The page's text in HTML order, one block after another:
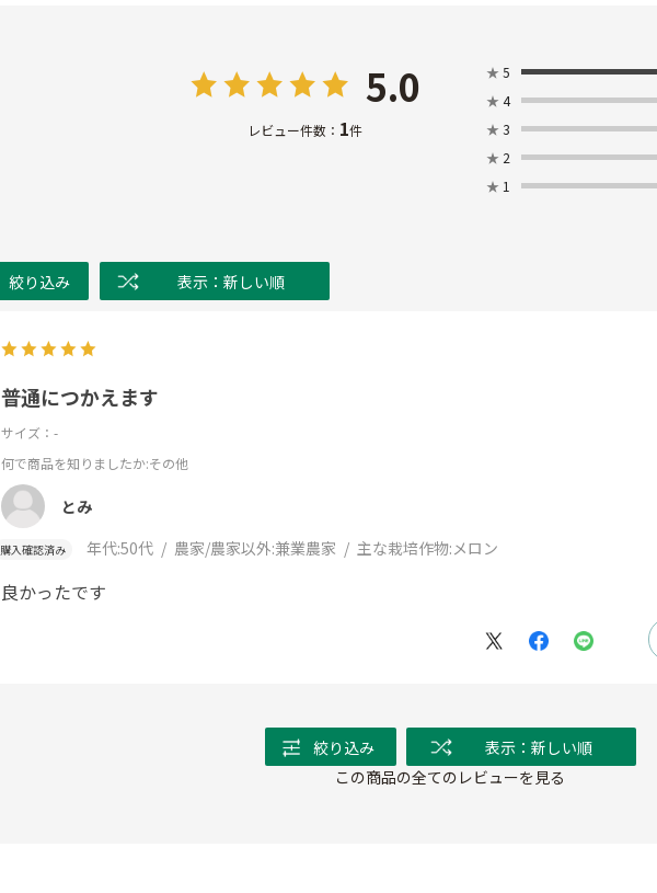
5.0
レビュー件数： 1件
★ 5
★ 4
★ 3
★ 2
★ 1
絞り込み 表示：新しい順
普通につかえます
サイズ：-
何で商品を知りましたか:その他
とみ
購入確認済み 年代:50代 農家/農家以外:兼業農家 主な栽培作物:メロン
良かったです
絞り込み
表示：新しい順
この商品の全てのレビューを見る